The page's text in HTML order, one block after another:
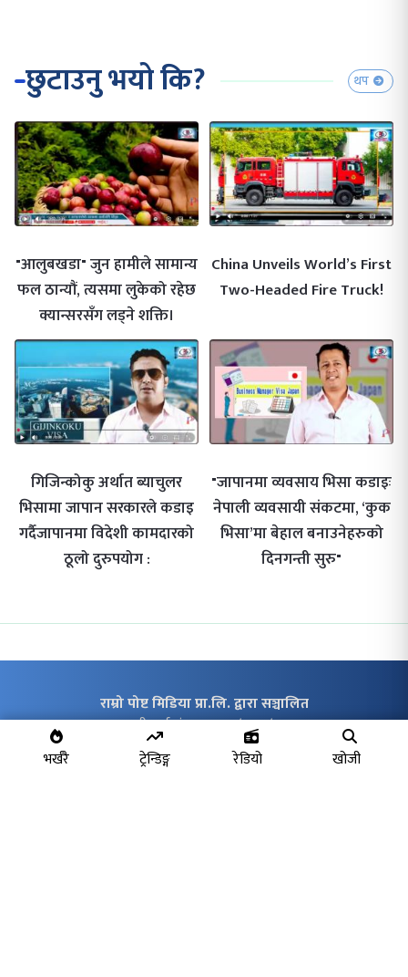
भर्खरै ट्रेन्डिङ्ग रेडियो खोजी
छुटाउनु भयो कि? थप
"आलुबखडा" जुन हामीले सामान्य
फल ठान्यौं, त्यसमा लुकेको रहेछ
क्यान्सरसँग लड्ने शक्ति।
China Unveils World’s First
Two-Headed Fire Truck!
गिजिन्कोकु अर्थात ब्याचुलर
भिसामा जापान सरकारले कडाइ
गर्दैजापानमा विदेशी कामदारको
ठूलो दुरुपयोग :
"जापानमा व्यवसाय भिसा कडाइः
नेपाली व्यवसायी संकटमा, ‘कुक
भिसा’मा बेहाल बनाउनेहरुको
दिनगन्ती सुरु"
राम्रो पोष्ट मिडिया प्रा.लि. द्वारा सञ्चालित
कम्पनी दर्ता नं. १७९७७०/०७४/०७५
मू.अ.क. नं. ६०६८३१४८८